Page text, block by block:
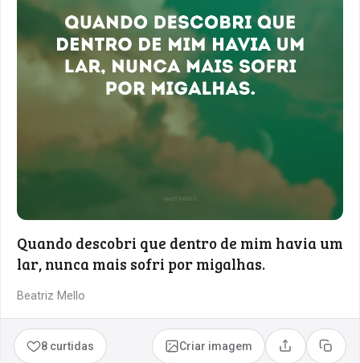
Quando descobri que dentro de mim havia um
lar, nunca mais sofri por migalhas.
Beatriz Mello
8 curtidas Criar imagem Compartilhar
Copiar